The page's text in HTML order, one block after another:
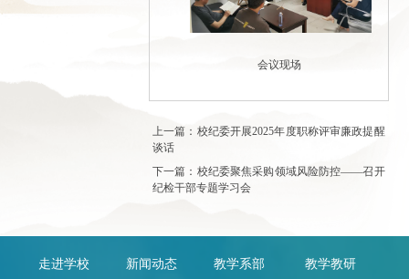
会议现场
上一篇：校纪委开展2025年度职称评审廉政提醒
谈话
下一篇：校纪委聚焦采购领域风险防控——召开
纪检干部专题学习会
走进学校 新闻动态 教学系部 教学教研